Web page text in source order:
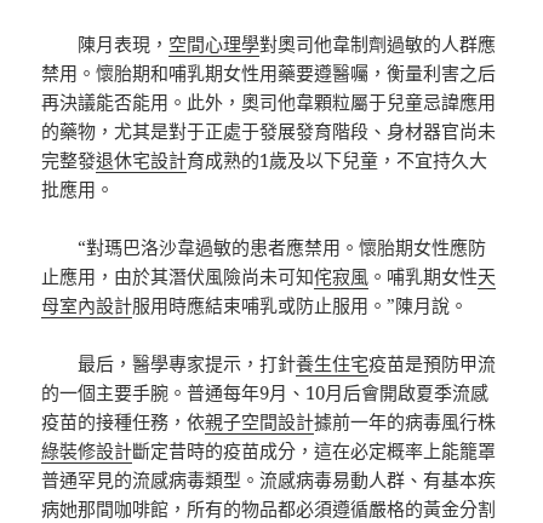
陳月表現， 空間心理學對奧司他韋制劑過敏的人群應
禁用。懷胎期和哺乳期女性用藥要遵醫囑，衡量利害之后
再決議能否能用。此外，奧司他韋顆粒屬于兒童忌諱應用
的藥物，尤其是對于正處于發展發育階段、身材器官尚未
完整發退休宅設計育成熟的1歲及以下兒童，不宜持久大
批應用。
“對瑪巴洛沙韋過敏的患者應禁用。懷胎期女性應防
止應用，由於其潛伏風險尚未可知侘寂風 。哺乳期女性天
母室內設計服用時應結束哺乳或防止服用。”陳月說。
最后，醫學專家提示，打針養生住宅疫苗是預防甲流
的一個主要手腕。普通每年9月、10月后會開啟夏季流感
疫苗的接種任務，依親子空間設計據前一年的病毒風行株
綠裝修設計斷定昔時的疫苗成分，這在必定概率上能籠罩
普通罕見的流感病毒類型。流感病毒易動人群、有基本疾
病她那間咖啡館，所有的物品都必須遵循嚴格的黃金分割